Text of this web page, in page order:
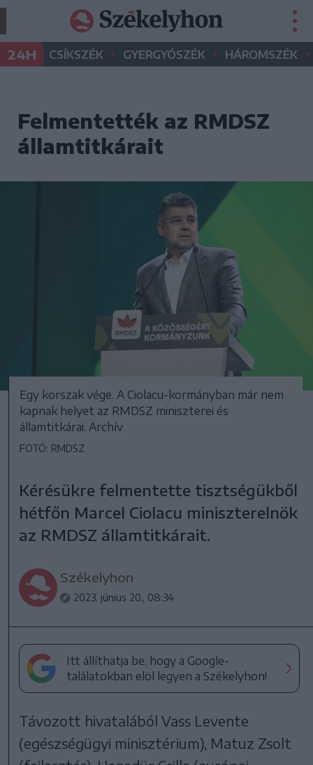
24H CSÍKSZÉK • GYERGYÓSZÉK • HÁROMSZÉK •
Felmentették az RMDSZ
államtitkárait
Egy korszak vége. A Ciolacu-kormányban már nem
kapnak helyet az RMDSZ miniszterei és
államtitkárai. Archív
FOTÓ: RMDSZ
Kérésükre felmentette tisztségükből
hétfőn Marcel Ciolacu miniszterelnök
az RMDSZ államtitkárait.
Székelyhon
2023. június 20., 08:34
Itt állíthatja be, hogy a Google-
találatokban elöl legyen a Székelyhon!
Távozott hivatalából Vass Levente
(egészségügyi minisztérium), Matuz Zsolt